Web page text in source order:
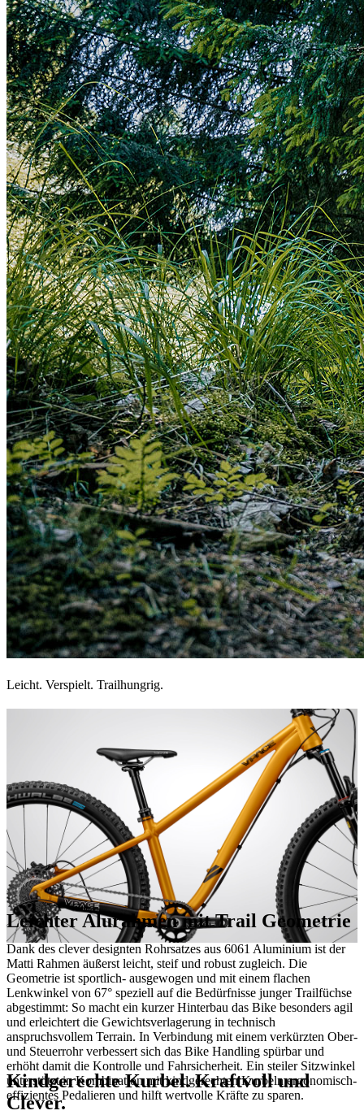
Leicht. Verspielt. Trailhungrig.
Leichter Alurahmen mit Trail Geometrie
Dank des clever designten Rohrsatzes aus 6061 Aluminium ist der
Matti Rahmen äußerst leicht, steif und robust zugleich. Die
Geometrie ist sportlich- ausgewogen und mit einem flachen
Lenkwinkel von 67° speziell auf die Bedürfnisse junger Trailfüchse
abgestimmt: So macht ein kurzer Hinterbau das Bike besonders agil
und erleichtert die Gewichtsverlagerung in technisch
anspruchsvollem Terrain. In Verbindung mit einem verkürzten Ober-
und Steuerrohr verbessert sich das Bike Handling spürbar und
erhöht damit die Kontrolle und Fahrsicherheit. Ein steiler Sitzwinkel
unterstützt in Kombination mit kindgerechten Kurbeln ergonomisch-
effizientes Pedalieren und hilft wertvolle Kräfte zu sparen.
Kindgerechte Kurbel. Kraftvoll und
Clever.